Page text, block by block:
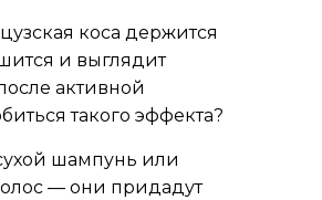
коса держится
и выглядит
активной
такого эффекта?
шампунь или
— они придадут